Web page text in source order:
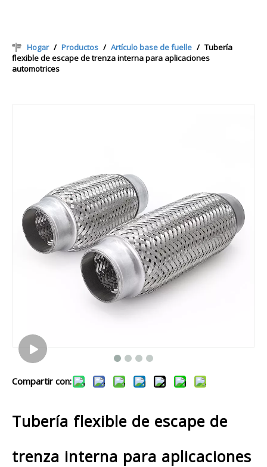
Hogar / Productos / Artículo base de fuelle / Tubería
flexible de escape de trenza interna para aplicaciones
automotrices
Compartir con:
Tubería flexible de escape de
trenza interna para aplicaciones